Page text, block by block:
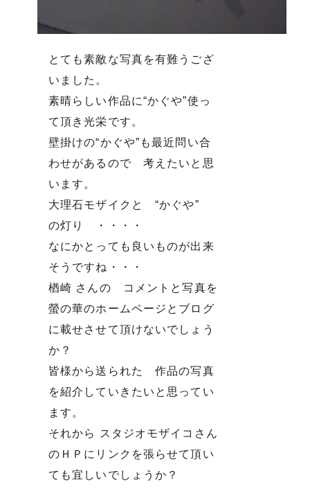
とても素敵な写真を有難うござ
いました。
素晴らしい作品に“かぐや”使っ
て頂き光栄です。
壁掛けの“かぐや”も最近問い合
わせがあるので 考えたいと思
います。
大理石モザイクと “かぐや”
の灯り ・・・・
なにかとっても良いものが出来
そうですね・・・
楢崎 さんの コメントと写真を
螢の華のホームページとブログ
に載せさせて頂けないでしょう
か？
皆様から送られた 作品の写真
を紹介していきたいと思ってい
ます。
それから スタジオモザイコさん
のＨＰにリンクを張らせて頂い
ても宜しいでしょうか？